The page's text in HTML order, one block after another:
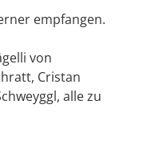
empfangen.
von
Cristan
alle zu